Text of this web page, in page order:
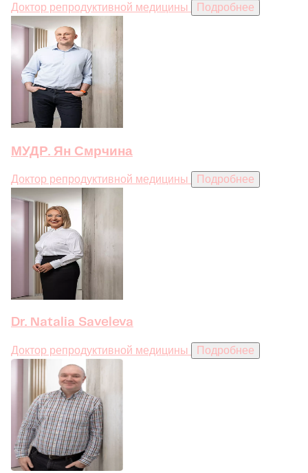
Доктор репродуктивной медицины Подробнее
МУДР. Ян Смрчина
Доктор репродуктивной медицины Подробнее
Dr. Natalia Saveleva
Доктор репродуктивной медицины Подробнее